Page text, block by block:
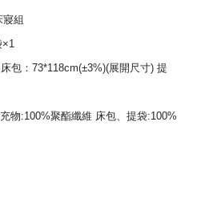
組
×1
包：73*118cm(±3%)(展開尺寸) 提
物:100%聚酯纖維 床包、提袋:100%